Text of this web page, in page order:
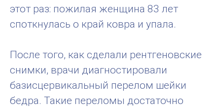
этот раз: пожилая женщина 83 лет
споткнулась о край ковра и упала.
После того, как сделали рентгеновские
снимки, врачи диагностировали
базисцервикальный перелом шейки
бедра. Такие переломы достаточно